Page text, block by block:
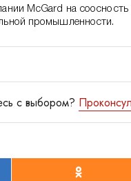
McGard на
промышленности.
с выбором?